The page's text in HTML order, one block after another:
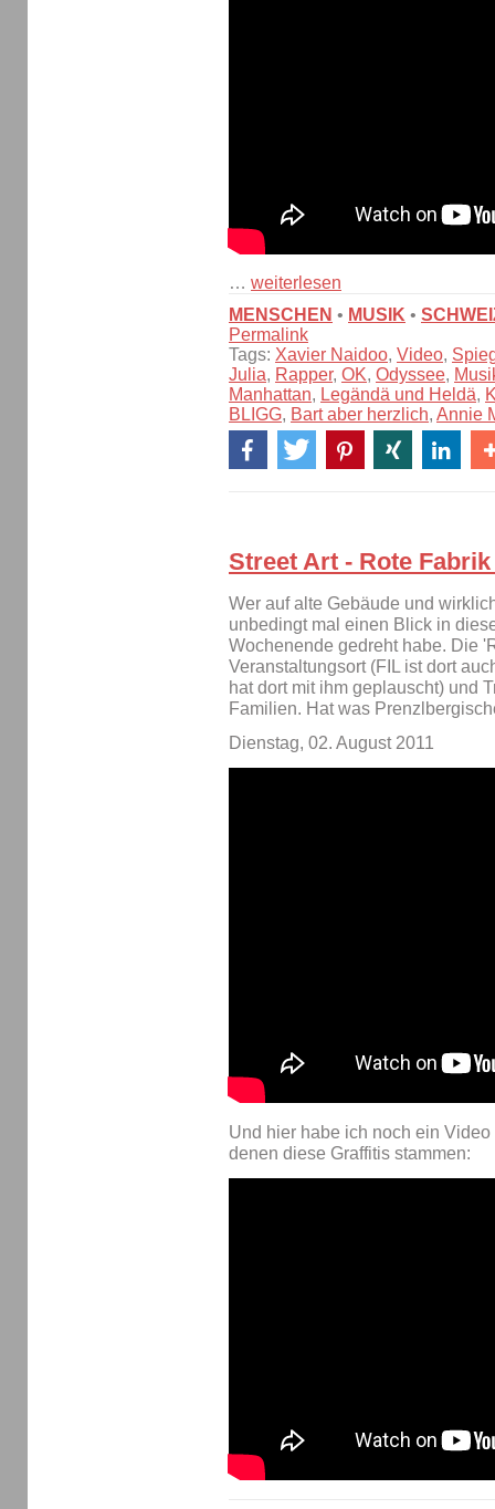
… weiterlesen
MENSCHEN • MUSIK •
Permalink
Tags: Xavier Naidoo, Video,
Julia, Rapper, OK, Odyssee,
Manhattan, Legändä und Heldä,
BLIGG, Bart aber herzlich, Annie
Street Art - Rote
Wer auf alte Gebäude und
unbedingt mal einen Blick in
Wochenende gedreht habe. Die
Veranstaltungsort (FIL ist dort
hat dort mit ihm geplauscht) und
Familien. Hat was
Dienstag, 02. August 2011
Und hier habe ich noch ein
denen diese Graffitis stammen: